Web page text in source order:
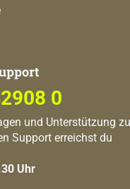
0
und Unterstützung
Support erreichst du
Uhr